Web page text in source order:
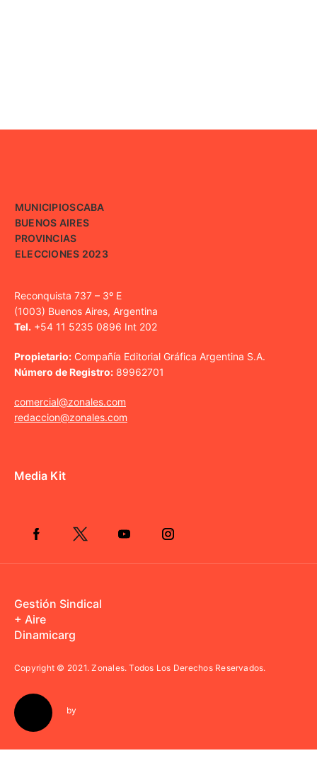
MUNICIPIOSCABA
BUENOS AIRES
PROVINCIAS
ELECCIONES 2023
Reconquista 737 – 3º E
(1003) Buenos Aires, Argentina
Tel. +54 11 5235 0896 Int 202
Propietario: Compañía Editorial Gráfica Argentina S.A.
Número de Registro: 89962701
comercial@zonales.com
redaccion@zonales.com
Media Kit
Gestión Sindical
+ Aire
Dinamicarg
Copyright © 2021.Zonales. Todos Los Derechos Reservados.
by